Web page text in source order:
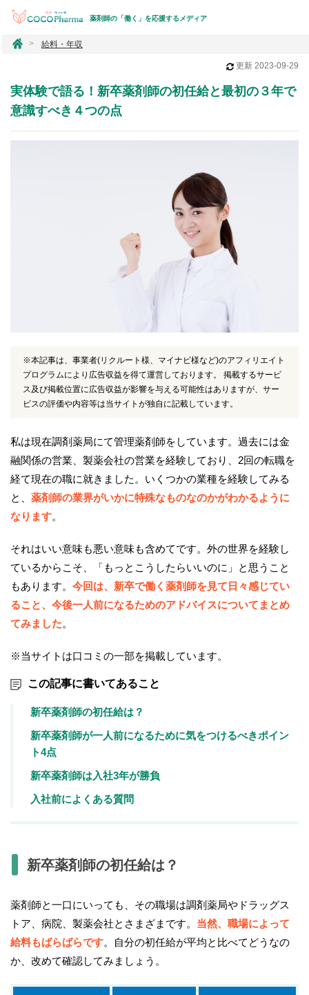
薬剤師の「働く」を応援するメディア
コ
ー
マ
給料・年収
更新 2023-09-29
実体験で語る！新卒薬剤師の初任給と最初の３年で
意識すべき４つの点
※本記事は、事業者(リクルート様、マイナビ様など)のアフィリエイト
プログラムにより広告収益を得て運営しております。 掲載するサービ
ス及び掲載位置に広告収益が影響を与える可能性はありますが、サー
ビスの評価や内容等は当サイトが独自に記載しています。
私は現在調剤薬局にて管理薬剤師をしています。過去には金
融関係の営業、製薬会社の営業を経験しており、2回の転職を
経て現在の職に就きました。いくつかの業種を経験してみる
と、 薬剤師の業界がいかに特殊なものなのかがわかるように
なります。
それはいい意味も悪い意味も含めてです。外の世界を経験し
ているからこそ、「もっとこうしたらいいのに」と思うこと
もあります。 今回は、新卒で働く薬剤師を見て日々感じてい
ること、今後一人前になるためのアドバイスについてまとめ
てみました。
※当サイトは口コミの一部を掲載しています。
この記事に書いてあること
新卒薬剤師の初任給は？
新卒薬剤師が一人前になるために気をつけるべきポイン
ト4点
新卒薬剤師は入社3年が勝負
入社前によくある質問
新卒薬剤師の初任給は？
薬剤師と一口にいっても、その職場は調剤薬局やドラッグス
トア、病院、製薬会社とさまざまです。 当然、職場によって
給料もばらばらです。自分の初任給が平均と比べてどうなの
か、改めて確認してみましょう。